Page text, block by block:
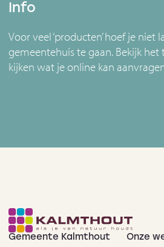
Info
Voor veel ‘producten’ hoef je niet
gemeentehuis te gaan. Bekijk
kijken wat je online kan
Gemeente Kalmthout Onze